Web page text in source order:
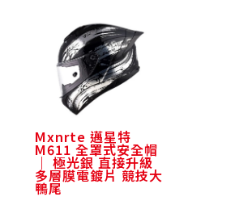
Mxnrte 邁星特
M611 全罩式安全帽
｜ 極光銀 直接升級
多層膜電鍍片 競技大
鴨尾